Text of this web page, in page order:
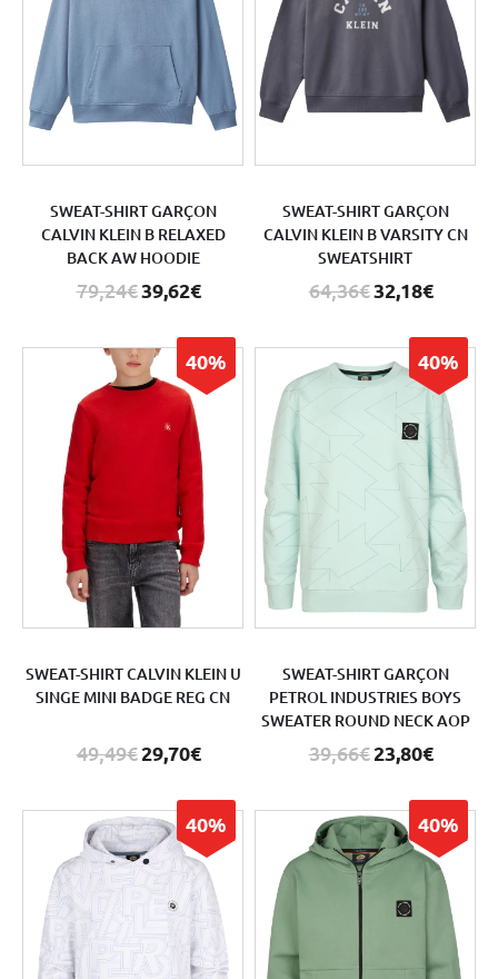
SWEAT-SHIRT GARÇON
CALVIN KLEIN B RELAXED
BACK AW HOODIE
79,24€39,62€
SWEAT-SHIRT GARÇON
CALVIN KLEIN B VARSITY CN
SWEATSHIRT
64,36€32,18€
40%
SWEAT-SHIRT CALVIN KLEIN U
SINGE MINI BADGE REG CN
49,49€29,70€
40%
SWEAT-SHIRT GARÇON
PETROL INDUSTRIES BOYS
SWEATER ROUND NECK AOP
39,66€23,80€
40% 40%